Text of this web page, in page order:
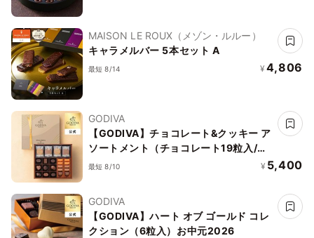
MAISON LE ROUX（メゾン・ルルー）
キャラメルバー 5本セット A
最短 8/14 ¥ 4,806
GODIVA
【GODIVA】チョコレート&クッキー ア
ソートメント（チョコレート19粒入/ク
ッキー8枚入）お中元2026
最短 8/10 ¥ 5,400
GODIVA
【GODIVA】ハート オブ ゴールド コレ
クション（6粒入）お中元2026